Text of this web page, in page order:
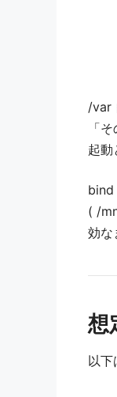
/var
「
起動
bind
( /
効な
想
以下